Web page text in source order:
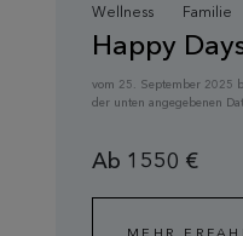
Wellness Familie
Happy
vom 25. September 2025
der unten angegebenen
Ab 1550 €
MEHR